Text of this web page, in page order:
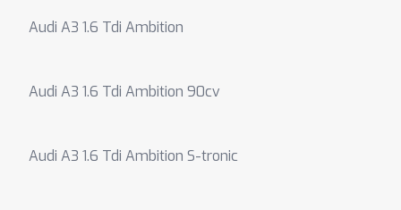
Audi A3 1.6 Tdi Ambition
Audi A3 1.6 Tdi Ambition 90cv
Audi A3 1.6 Tdi Ambition S-tronic